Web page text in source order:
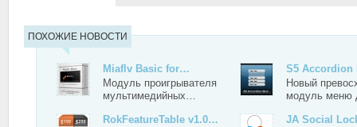
ПОХОЖИЕ НОВОСТИ
Miaflv Basic for…
Модуль проигрывателя
мультимедийных…
S5
Новый
модуль
RokFeatureTable v1.0…
JA Social